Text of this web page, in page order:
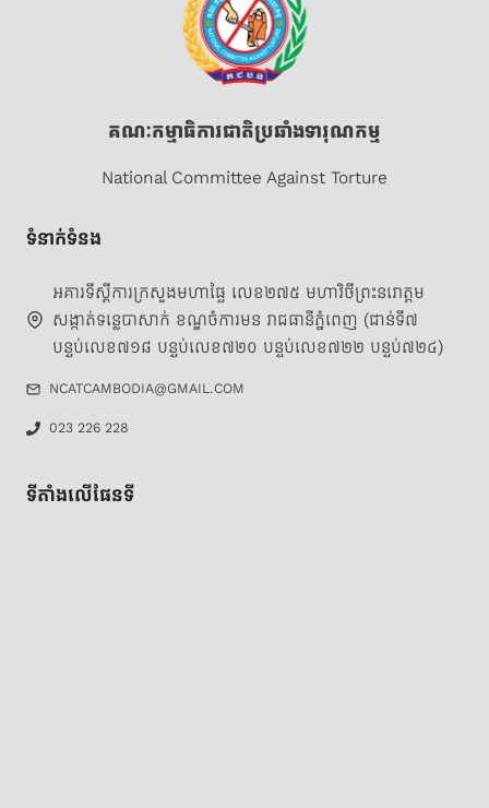
I
O
N
គណៈកម្មាធិការជាតិប្រឆាំងទារុណកម្ម
National Committee Against Torture
ទំនាក់ទំនង
អគារទីស្តីការក្រសួងមហាផ្ទៃ លេខ២៧៥ មហាវិថីព្រះនរោត្តម
សង្កាត់ទន្លេបាសាក់ ខណ្ឌចំការមន រាជធានីភ្នំពេញ (ជាន់ទី៧
បន្ទប់លេខ៧១៨ បន្ទប់លេខ៧២០ បន្ទប់លេខ៧២២ បន្ទប់៧២៤)
NCATCAMBODIA@GMAIL.COM
023 226 228
ទីតាំងលើផែនទី